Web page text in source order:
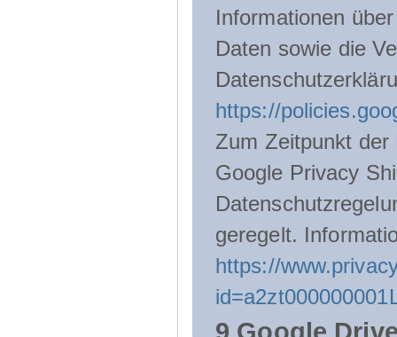
Informationen
Daten sowie die
https://
Zum Zeitpunkt der
Google Privacy
geregelt.
https://